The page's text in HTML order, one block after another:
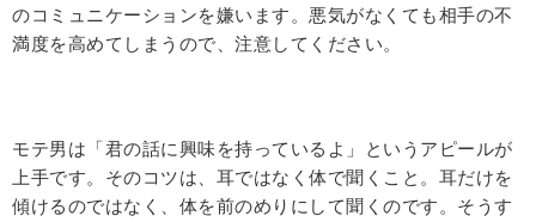
のコミュニケーションを嫌います。悪気がなくても相手の不
満度を高めてしまうので、注意してください。
モテ男は「君の話に興味を持っているよ」というアピールが
上手です。そのコツは、耳ではなく体で聞くこと。耳だけを
傾けるのではなく、体を前のめりにして聞くのです。そうす